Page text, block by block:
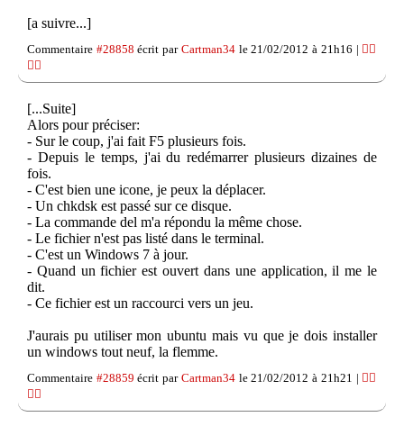
[a suivre...]
Commentaire #28858 écrit par Cartman34le 21/02/2012 à 21h16 | 👍🏽
👎🏽
[...Suite]
Alors pour préciser:
- Sur le coup, j'ai fait F5 plusieurs fois.
- Depuis le temps, j'ai du redémarrer plusieurs dizaines de
fois.
- C'est bien une icone, je peux la déplacer.
- Un chkdsk est passé sur ce disque.
- La commande del m'a répondu la même chose.
- Le fichier n'est pas listé dans le terminal.
- C'est un Windows 7 à jour.
- Quand un fichier est ouvert dans une application, il me le
dit.
- Ce fichier est un raccourci vers un jeu.
J'aurais pu utiliser mon ubuntu mais vu que je dois installer
un windows tout neuf, la flemme.
Commentaire #28859 écrit par Cartman34le 21/02/2012 à 21h21 | 👍🏽
👎🏽